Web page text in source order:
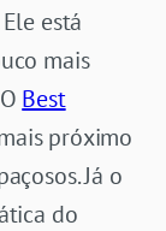
está
mais
Best
próximo
Já o
do